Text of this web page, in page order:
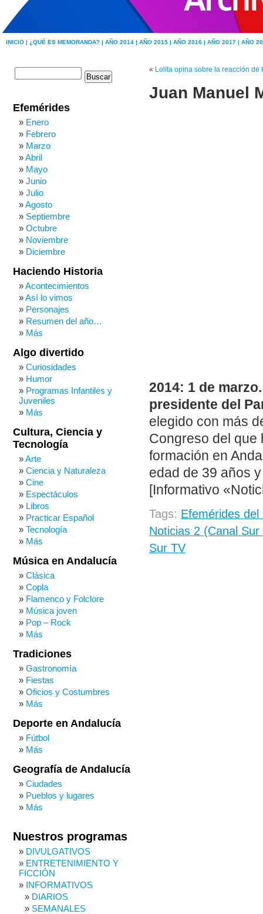
INICIO | ¿QUÉ ES MEMORANDA? | AÑO 2014 | AÑO 2015 | AÑO 2016 | AÑO 2017 | AÑO
« Lolita opina sobre la reacción de
Juan Manuel
2014: 1 de
presidente del
elegido con más
Congreso del que
formación en
edad de 39 años
[Informativo
Tags: Efemérides
Noticias 2 (Canal Sur
Sur TV
Efemérides
Enero
Febrero
Marzo
Abril
Mayo
Junio
Julio
Agosto
Septiembre
Octubre
Noviembre
Diciembre
Haciendo Historia
Acontecimientos
Así lo vimos
Personajes
Resumen del año…
Más
Algo divertido
Curiosidades
Humor
Programas Infantiles y
Juveniles
Más
Cultura, Ciencia y
Tecnología
Arte
Ciencia y Naturaleza
Cine
Espectáculos
Libros
Practicar Español
Tecnología
Más
Música en Andalucía
Clásica
Copla
Flamenco y Folclore
Música joven
Pop – Rock
Más
Tradiciones
Gastronomía
Fiestas
Oficios y Costumbres
Más
Deporte en Andalucía
Fútbol
Más
Geografía de Andalucía
Ciudades
Pueblos y lugares
Más
Nuestros programas
DIVULGATIVOS
ENTRETENIMIENTO Y
FICCIÓN
INFORMATIVOS
DIARIOS
SEMANALES